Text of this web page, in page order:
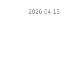
2026-04-15